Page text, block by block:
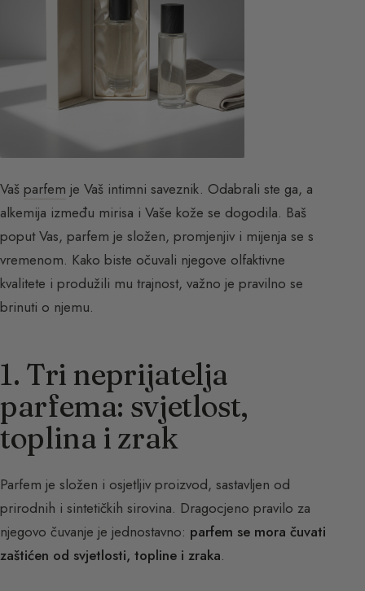
Vaš parfem je Vaš intimni saveznik. Odabrali ste ga, a
alkemija između mirisa i Vaše kože se dogodila. Baš
poput Vas, parfem je složen, promjenjiv i mijenja se s
vremenom. Kako biste očuvali njegove olfaktivne
kvalitete i produžili mu trajnost, važno je pravilno se
brinuti o njemu.
1. Tri neprijatelja
parfema: svjetlost,
toplina i zrak
Parfem je složen i osjetljiv proizvod, sastavljen od
prirodnih i sintetičkih sirovina. Dragocjeno pravilo za
njegovo čuvanje je jednostavno: parfem se mora čuvati
zaštićen od svjetlosti, topline i zraka.